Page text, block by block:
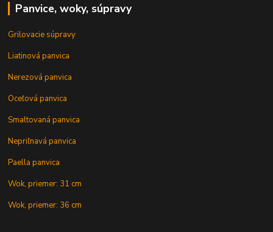
Panvice, woky, súpravy
Grilovacie súpravy
Liatinová panvica
Nerezová panvica
Oceľová panvica
Smaltovaná panvica
Nepriľnavá panvica
Paella panvica
Wok, priemer: 31 cm
Wok, priemer: 36 cm